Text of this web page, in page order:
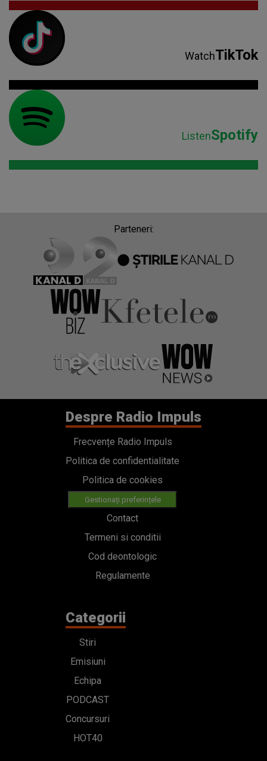
WatchTikTok
ListenSpotify
Parteneri:
Despre Radio Impuls
Frecvențe Radio Impuls
Politica de confidentialitate
Politica de cookies
Gestionați preferințele
Contact
Termeni si conditii
Cod deontologic
Regulamente
Categorii
Stiri
Emisiuni
Echipa
PODCAST
Concursuri
HOT40